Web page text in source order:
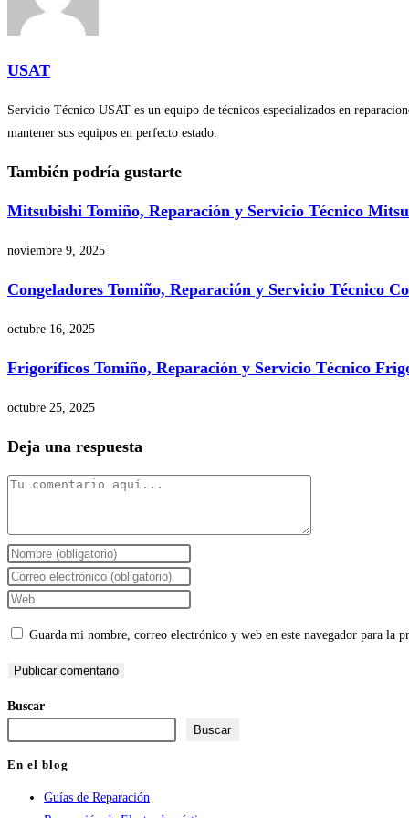
USAT
Servicio Técnico USAT es un equipo de técnicos especializados en
mantener sus equipos en perfecto estado.
También podría gustarte
Mitsubishi Tomiño, Reparación y Servicio Técnico
noviembre 9, 2025
Congeladores Tomiño, Reparación y Servicio Técnico
octubre 16, 2025
Frigoríficos Tomiño, Reparación y Servicio Técnico
octubre 25, 2025
Deja una respuesta
Comentario
Introduce
tu
nombre
de
para
Introduce
tu
correo
para
Introduce
de
web
Guarda mi nombre, correo electrónico y web en este navegador para la
Buscar
Buscar
En el blog
Guías de Reparación